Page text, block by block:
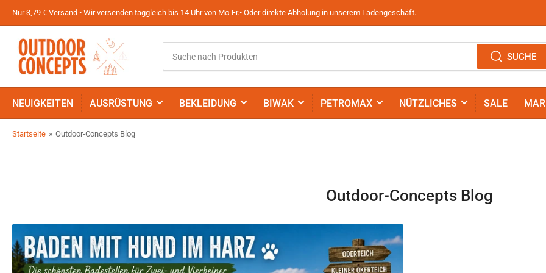
Nur 3,79 € Versand • Wir versenden taggleich bis 14 Uhr von Mo-Fr.• Oder direkte Abholung in unserem Ladengeschäft.
nach
Produkten
SUCHE
NEUIGKEITEN AUSRÜSTUNG BEKLEIDUNG BIWAK PETROMAX NÜTZLICHES SALE
Startseite » Outdoor-Concepts Blog
Outdoor-Concepts Blog